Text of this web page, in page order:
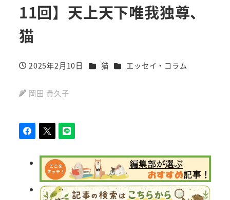
11回】天上天下唯我独尊、
猫
投稿日
2025年2月10日 カテゴリー
猫 カテゴリー
エッセイ・コラム
岡田 貴久子